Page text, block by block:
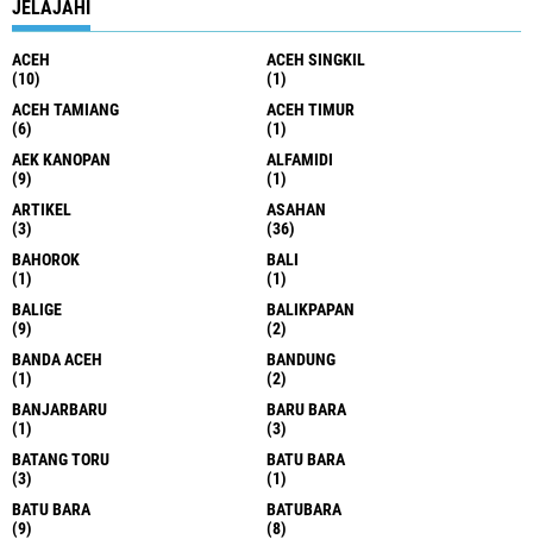
JELAJAHI
ACEH
(10)
ACEH SINGKIL
(1)
ACEH TAMIANG
(6)
ACEH TIMUR
(1)
AEK KANOPAN
(9)
ALFAMIDI
(1)
ARTIKEL
(3)
ASAHAN
(36)
BAHOROK
(1)
BALI
(1)
BALIGE
(9)
BALIKPAPAN
(2)
BANDA ACEH
(1)
BANDUNG
(2)
BANJARBARU
(1)
BARU BARA
(3)
BATANG TORU
(3)
BATU BARA
(1)
BATU BARA
(9)
BATUBARA
(8)